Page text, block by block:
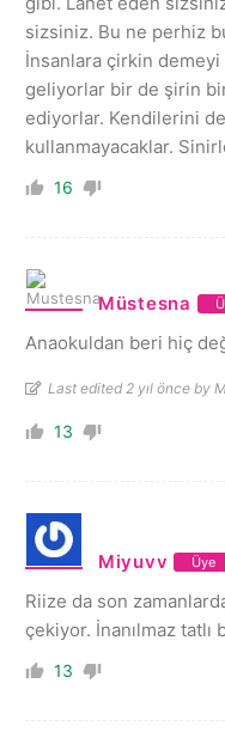
sizsiniz. Bu ne perhiz
İnsanlara çirkin
geliyorlar bir de şirin
ediyorlar. Kendilerini
kullanmayacaklar.
16
Müstesna
Anaokuldan beri hiç
Last edited 2 yıl önce by
13
Miyuvv Üye
Riize da son
çekiyor. İnanılmaz
13